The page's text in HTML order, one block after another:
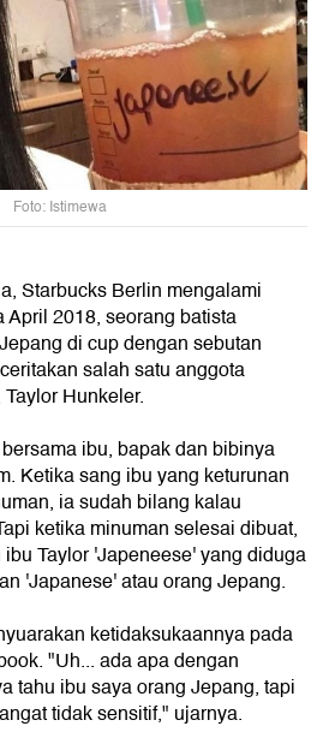
Foto: Istimewa
Starbucks Berlin mengalami
2018, seorang batista
di cup dengan sebutan
salah satu anggota
Hunkeler.
ibu, bapak dan bibinya
Ketika sang ibu yang keturunan
ia sudah bilang kalau
ketika minuman selesai dibuat,
Taylor 'Japeneese' yang diduga
'Japanese' atau orang Jepang.
ketidaksukaannya pada
"Uh... ada apa dengan
tahu ibu saya orang Jepang, tapi
tidak sensitif," ujarnya.